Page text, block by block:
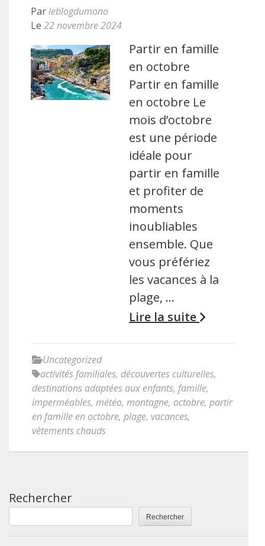
Parleblogdumono
Le 22 novembre 2024
Partir en famille
en octobre
Partir en famille
en octobre Le
mois d’octobre
est une période
idéale pour
partir en famille
et profiter de
moments
inoubliables
ensemble. Que
vous préfériez
les vacances à la
plage, …
Lire la suite
Uncategorized
activités familiales, découvertes culturelles,
destinations adaptées aux enfants, famille,
imperméables, météo, montagne, octobre, partir
en famille en octobre, plage, vacances,
vêtements chauds
Rechercher
Rechercher